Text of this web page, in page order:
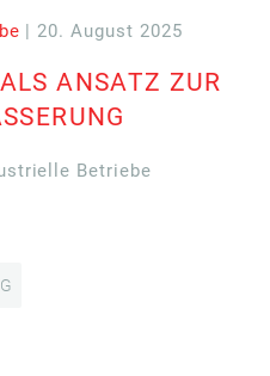
| 20. August 2025
ANSATZ ZUR
Betriebe